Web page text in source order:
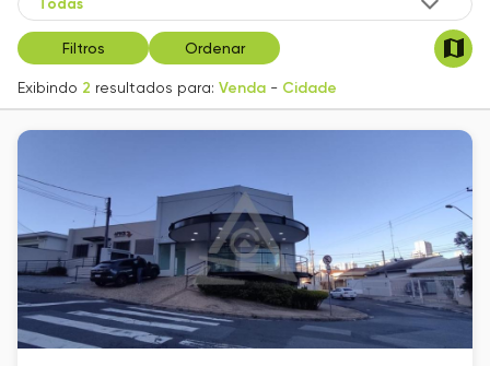
Filtros Ordenar
Exibindo 2 resultados para: Venda - Cidade